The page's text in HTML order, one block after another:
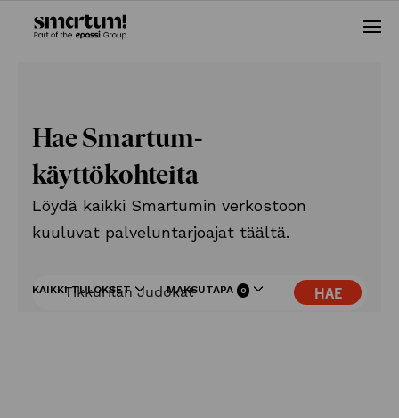
Hae Smartum-
käyttökohteita
Löydä kaikki Smartumin verkostoon
kuuluvat palveluntarjoajat täältä.
HAE
KAIKKI TULOKSET MAKSUTAPA 0